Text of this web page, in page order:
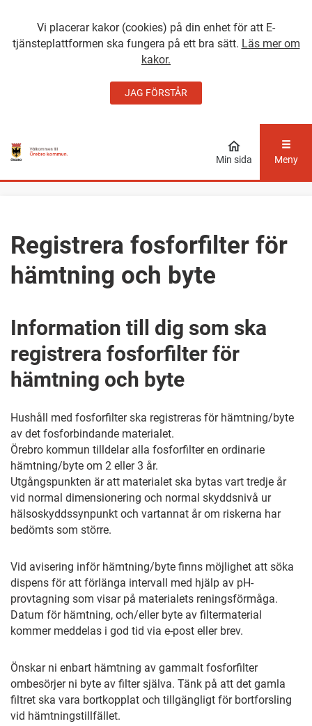
Vi placerar kakor (cookies) på din enhet för att E-
tjänsteplattformen ska fungera på ett bra sätt. Läs mer om
kakor.
JAG FÖRSTÅR
GÅ DIREKT TILL
Min sida Meny
Registrera fosforfilter för
hämtning och byte
Information till dig som ska
registrera fosforfilter för
hämtning och byte
Hushåll med fosforfilter ska registreras för hämtning/byte
av det fosforbindande materialet.
Örebro kommun tilldelar alla fosforfilter en ordinarie
hämtning/byte om 2 eller 3 år.
Utgångspunkten är att materialet ska bytas vart tredje år
vid normal dimensionering och normal skyddsnivå ur
hälsoskyddssynpunkt och vartannat år om riskerna har
bedömts som större.
Vid avisering inför hämtning/byte finns möjlighet att söka
dispens för att förlänga intervall med hjälp av pH-
provtagning som visar på materialets reningsförmåga.
Datum för hämtning, och/eller byte av filtermaterial
kommer meddelas i god tid via e-post eller brev.
Önskar ni enbart hämtning av gammalt fosforfilter
ombesörjer ni byte av filter själva. Tänk på att det gamla
filtret ska vara bortkopplat och tillgängligt för bortforsling
vid hämtningstillfället.